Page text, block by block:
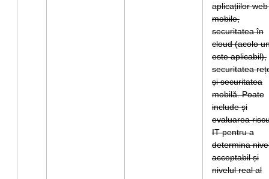
aplicațiilor
mobile,
securitatea în
cloud (acolo
este aplicabil),
securitatea
și securitatea
mobilă. Poate
include și
evaluarea
IT pentru a
determina
acceptabil și
nivelul real al